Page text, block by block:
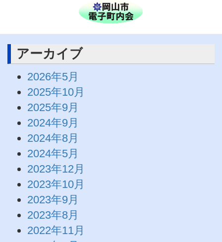
アーカイブ
2026年5月
2025年10月
2025年9月
2024年9月
2024年8月
2024年5月
2023年12月
2023年10月
2023年9月
2023年8月
2022年11月